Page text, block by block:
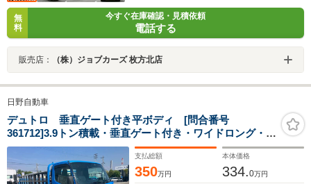
無
料
今すぐ在庫確認・見積依頼
電話する
販売店： （株）ジョブカーズ 枚方北店
日野自動車
デュトロ 垂直ゲート付き平ボディ [問合番号
361712]3.9トン積載・垂直ゲート付き・ワイドロング・鉄
床
支払総額
350万円
本体価格
334.0万円